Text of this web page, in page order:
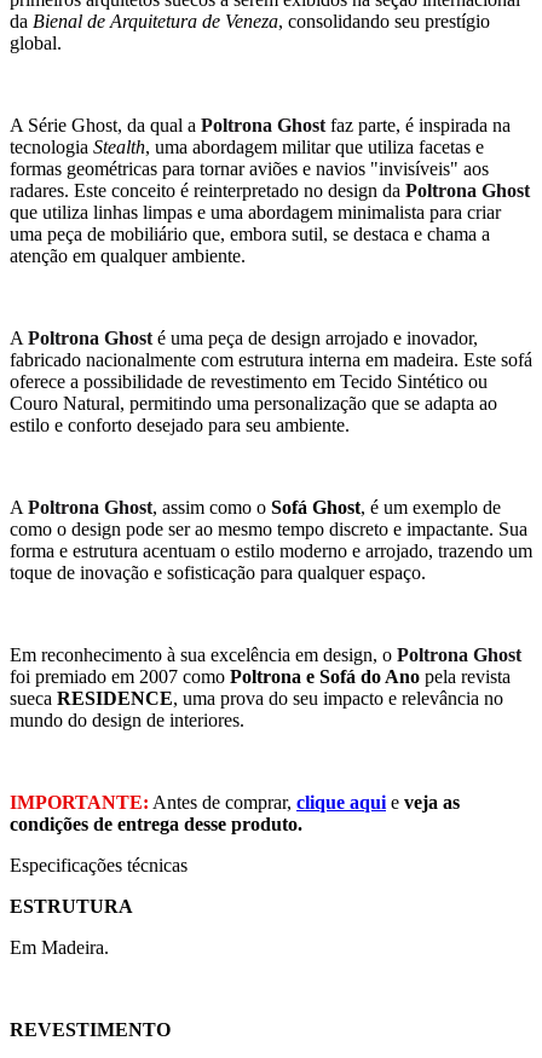
da Bienal de Arquitetura de Veneza, consolidando seu prestígio
global.
A Série Ghost, da qual a Poltrona Ghost faz parte, é inspirada na
tecnologia Stealth, uma abordagem militar que utiliza facetas e
formas geométricas para tornar aviões e navios "invisíveis" aos
radares. Este conceito é reinterpretado no design da Poltrona Ghost
que utiliza linhas limpas e uma abordagem minimalista para criar
uma peça de mobiliário que, embora sutil, se destaca e chama a
atenção em qualquer ambiente.
A Poltrona Ghost é uma peça de design arrojado e inovador,
fabricado nacionalmente com estrutura interna em madeira. Este sofá
oferece a possibilidade de revestimento em Tecido Sintético ou
Couro Natural, permitindo uma personalização que se adapta ao
estilo e conforto desejado para seu ambiente.
A Poltrona Ghost, assim como o Sofá Ghost, é um exemplo de
como o design pode ser ao mesmo tempo discreto e impactante. Sua
forma e estrutura acentuam o estilo moderno e arrojado, trazendo um
toque de inovação e sofisticação para qualquer espaço.
Em reconhecimento à sua excelência em design, o Poltrona Ghost
foi premiado em 2007 como Poltrona e Sofá do Ano pela revista
sueca RESIDENCE, uma prova do seu impacto e relevância no
mundo do design de interiores.
IMPORTANTE: Antes de comprar, clique aqui e veja as
condições de entrega desse produto.
Especificações técnicas
ESTRUTURA
Em Madeira.
REVESTIMENTO